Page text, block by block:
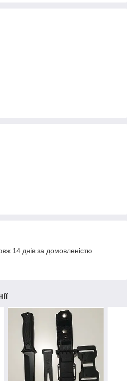
14 днів за домовленістю